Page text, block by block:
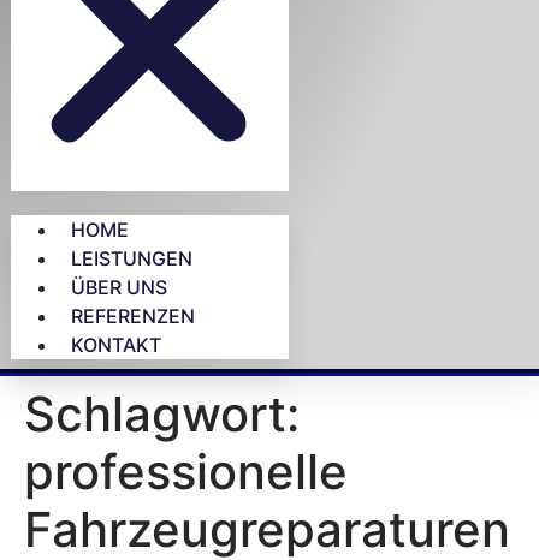
HOME
LEISTUNGEN
ÜBER UNS
REFERENZEN
KONTAKT
Schlagwort:
professionelle
Fahrzeugreparaturen